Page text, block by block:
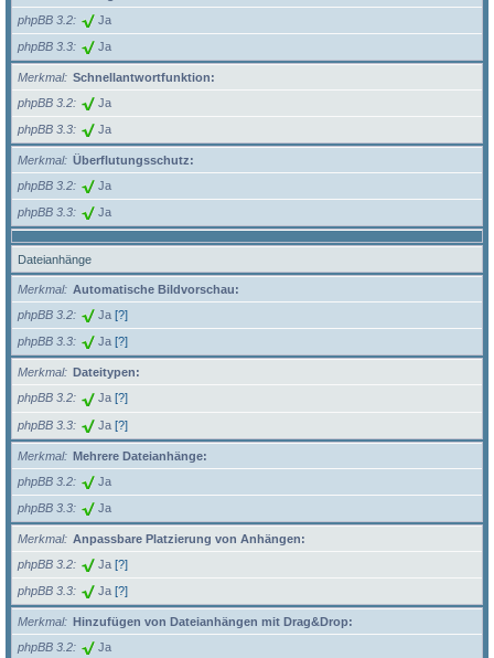
phpBB 3.2
Ja
phpBB 3.3 Ja
Merkmal
Schnellantwortfunktion:
phpBB 3.2
Ja
phpBB 3.3 Ja
Merkmal
Überflutungsschutz:
phpBB 3.2
Ja
phpBB 3.3 Ja
Dateianhänge
Merkmal
Automatische Bildvorschau:
phpBB 3.2
Ja [?]
phpBB 3.3 Ja [?]
Merkmal
Dateitypen:
phpBB 3.2
Ja [?]
phpBB 3.3 Ja [?]
Merkmal
Mehrere Dateianhänge:
phpBB 3.2
Ja
phpBB 3.3 Ja
Merkmal
Anpassbare Platzierung von Anhängen:
phpBB 3.2
Ja [?]
phpBB 3.3 Ja [?]
Merkmal
Hinzufügen von Dateianhängen mit Drag&Drop:
phpBB 3.2
Ja